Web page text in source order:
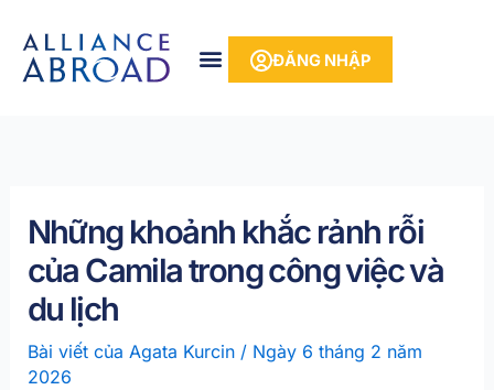
nội
dung
qua
ĐĂNG NHẬP
Những khoảnh khắc rảnh rỗi
của Camila trong công việc và
du lịch
Bài viết của Agata Kurcin/ Ngày 6 tháng 2 năm
2026